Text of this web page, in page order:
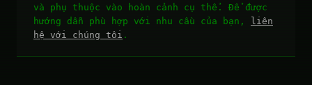
và phụ thuộc vào hoàn cảnh cụ thể. Để được
hướng dẫn phù hợp với nhu cầu của bạn,
liên
hệ với chúng tôi .